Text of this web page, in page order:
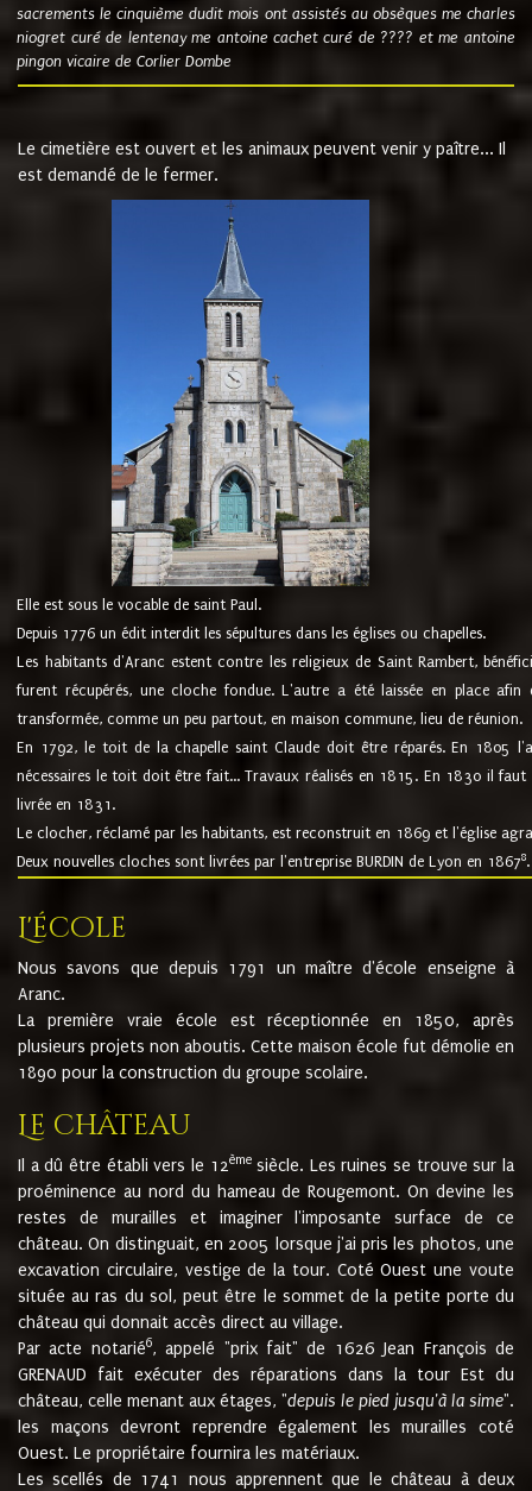
sacrements le cinquième dudit mois ont assistés au obsèques me charles
niogret curé de lentenay me antoine cachet curé de ???? et me antoine
pingon vicaire de Corlier Dombe
Le cimetière est ouvert et les animaux peuvent venir y paître... Il
est demandé de le fermer.
Elle est sous le vocable de saint Paul.
Depuis 1776 un édit interdit les sépultures dans les églises ou chapelles.
Les habitants d'Aranc estent contre les religieux de Saint Rambert,
furent récupérés, une cloche fondue. L'autre a été laissée en place
transformée, comme un peu partout, en maison commune, lieu de réunion.
En 1792, le toit de la chapelle saint Claude doit être réparés. En 1805
nécessaires le toit doit être fait... Travaux réalisés en 1815. En 1830 il
livrée en 1831.
Le clocher, réclamé par les habitants, est reconstruit en 1869 et l'église
Deux nouvelles cloches sont livrées par l'entreprise BURDIN de Lyon en 18678.
L'école
Nous savons que depuis 1791 un maître d'école enseigne à
Aranc.
La première vraie école est réceptionnée en 1850, après
plusieurs projets non aboutis. Cette maison école fut démolie en
1890 pour la construction du groupe scolaire.
Le château
Il a dû être établi vers le 12èmesiècle. Les ruines se trouve sur la
proéminence au nord du hameau de Rougemont. On devine les
restes de murailles et imaginer l'imposante surface de ce
château. On distinguait, en 2005 lorsque j'ai pris les photos, une
excavation circulaire, vestige de la tour. Coté Ouest une voute
située au ras du sol, peut être le sommet de la petite porte du
château qui donnait accès direct au village.
Par acte notarié6, appelé "prix fait" de 1626 Jean François de
GRENAUD fait exécuter des réparations dans la tour Est du
château, celle menant aux étages, "depuis le pied jusqu'à la sime".
les maçons devront reprendre également les murailles coté
Ouest. Le propriétaire fournira les matériaux.
Les scellés de 1741 nous apprennent que le château à deux